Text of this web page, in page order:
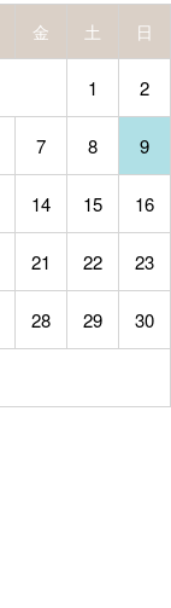
金 土 日
1 2
7 8 9
14 15 16
21 22 23
28 29 30